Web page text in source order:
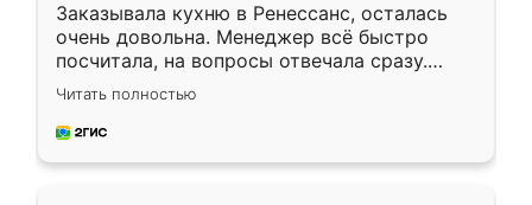
Заказывала кухню в Ренессанс, осталась
очень довольна. Менеджер всё быстро
посчитала, на вопросы отвечала сразу.
Замерщик приехал в субботу, подошёл к
делу со всей ответственностью. Собрали
за день, ребята работали аккуратно, даже
Читать полностью